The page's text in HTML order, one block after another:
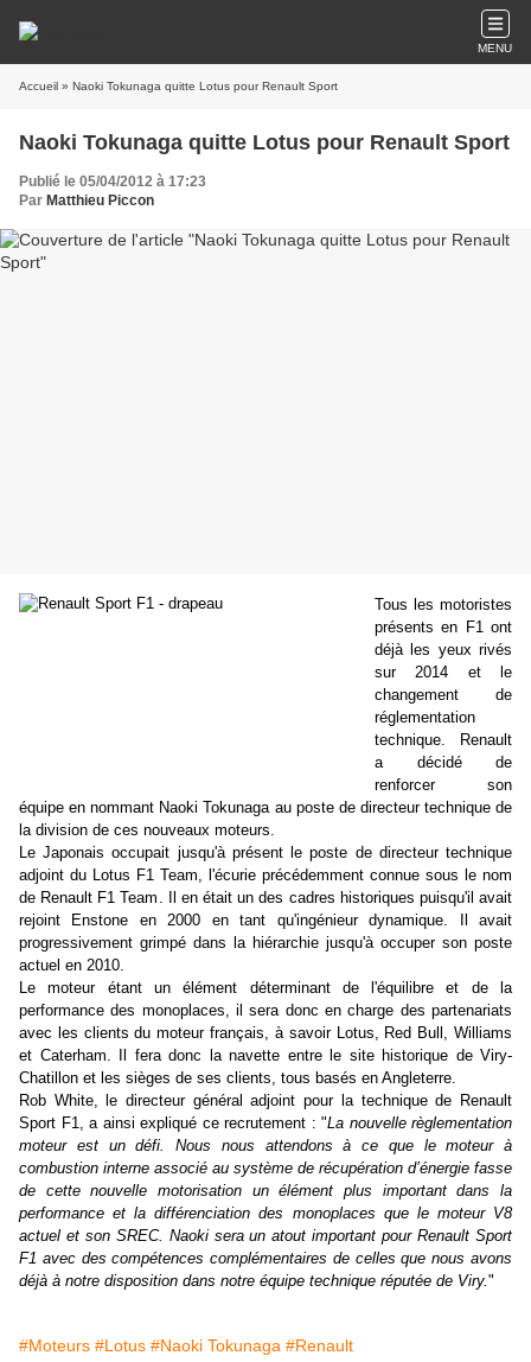
MENU
Accueil » Naoki Tokunaga quitte Lotus pour Renault Sport
Naoki Tokunaga quitte Lotus pour Renault Sport
Publié le 05/04/2012 à 17:23
Par Matthieu Piccon
Tous les motoristes
présents en F1 ont
déjà les yeux rivés
sur 2014 et le
changement de
réglementation
technique. Renault
a décidé de
renforcer son
équipe en nommant Naoki Tokunaga au poste de directeur technique de
la division de ces nouveaux moteurs.
Le Japonais occupait jusqu'à présent le poste de directeur technique
adjoint du Lotus F1 Team, l'écurie précédemment connue sous le nom
de Renault F1 Team. Il en était un des cadres historiques puisqu'il avait
rejoint Enstone en 2000 en tant qu'ingénieur dynamique. Il avait
progressivement grimpé dans la hiérarchie jusqu'à occuper son poste
actuel en 2010.
Le moteur étant un élément déterminant de l'équilibre et de la
performance des monoplaces, il sera donc en charge des partenariats
avec les clients du moteur français, à savoir Lotus, Red Bull, Williams
et Caterham. Il fera donc la navette entre le site historique de Viry-
Chatillon et les sièges de ses clients, tous basés en Angleterre.
Rob White, le directeur général adjoint pour la technique de Renault
Sport F1, a ainsi expliqué ce recrutement : "La nouvelle règlementation
moteur est un défi. Nous nous attendons à ce que le moteur à
combustion interne associé au système de récupération d’énergie fasse
de cette nouvelle motorisation un élément plus important dans la
performance et la différenciation des monoplaces que le moteur V8
actuel et son SREC. Naoki sera un atout important pour Renault Sport
F1 avec des compétences complémentaires de celles que nous avons
déjà à notre disposition dans notre équipe technique réputée de Viry."
#Moteurs #Lotus #Naoki Tokunaga #Renault